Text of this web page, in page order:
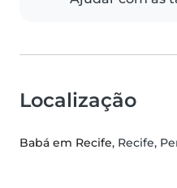
Localização
Babá em Recife, Recife,